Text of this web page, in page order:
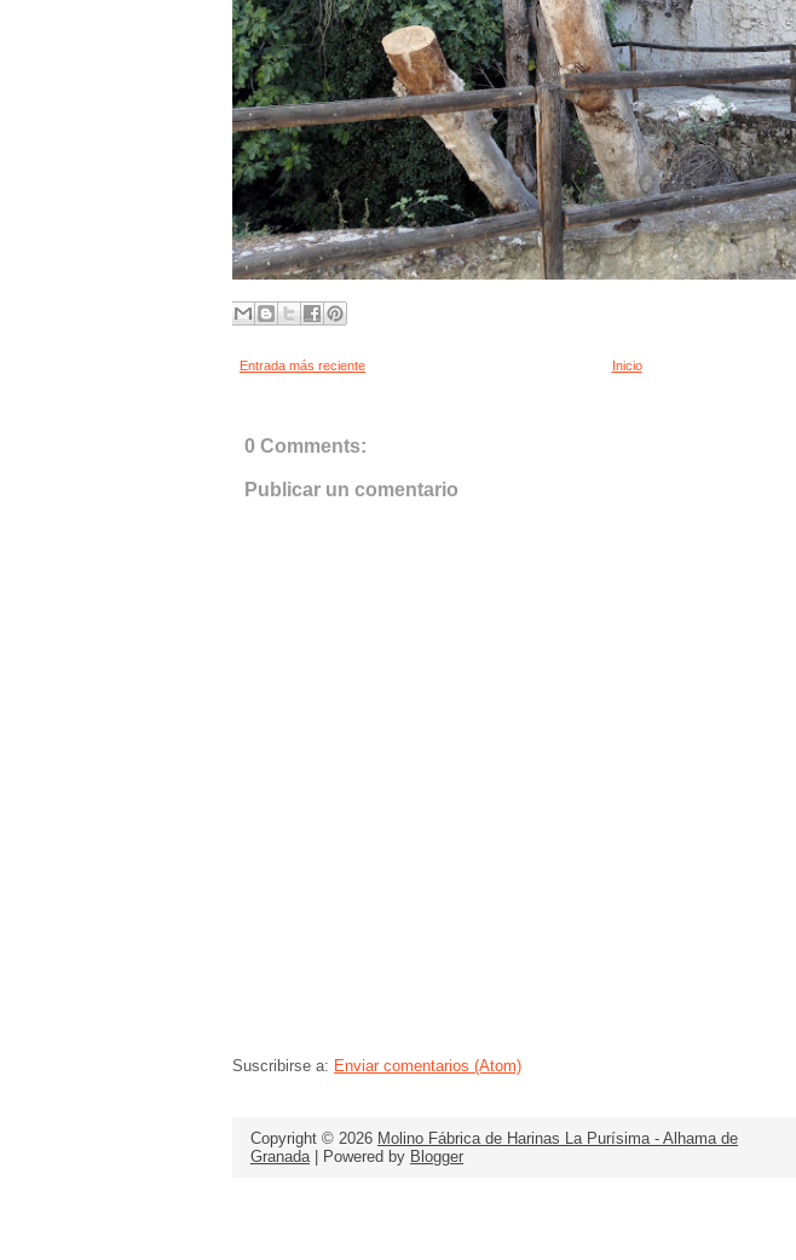
Entrada más reciente Inicio
0 Comments:
Publicar un comentario
Suscribirse a: Enviar comentarios (Atom)
Copyright © 2026 Molino Fábrica de Harinas La Purísima - Alhama de
Granada | Powered by Blogger